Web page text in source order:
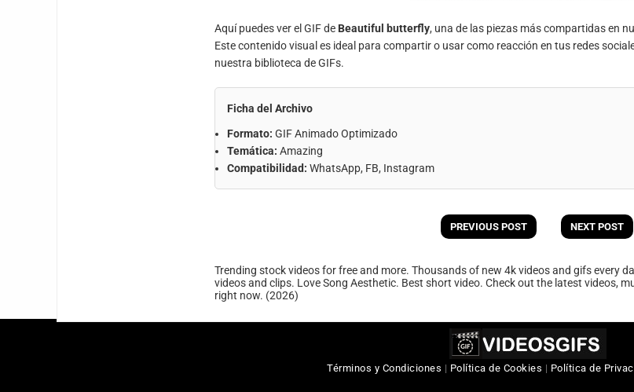
Aquí puedes ver el GIF de Beautiful butterfly, una de las piezas más compartidas en
Este contenido visual es ideal para compartir o usar como reacción en tus redes
nuestra biblioteca de GIFs.
Ficha del Archivo
Formato: GIF Animado Optimizado
Temática: Amazing
Compatibilidad: WhatsApp, FB, Instagram
PREVIOUS POST NEXT POST
Trending stock videos for free and more. Thousands of new 4k videos and gifs every
videos and clips. Love Song Aesthetic. Best short video. Check out the latest videos,
right now. (2026)
Términos y Condiciones | Política de Cookies | Política de